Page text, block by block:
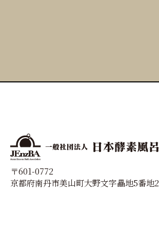
〒601-0772
京都府南丹市美山町大野文字畾地5番地2